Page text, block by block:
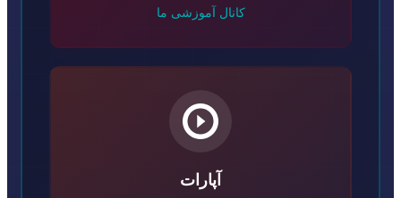
کانال آموزشی ما
آپارات